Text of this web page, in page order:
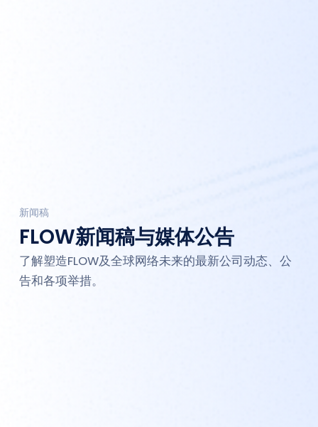
新闻稿
FLOW新闻稿与媒体公告
了解塑造FLOW及全球网络未来的最新公司动态、公
告和各项举措。